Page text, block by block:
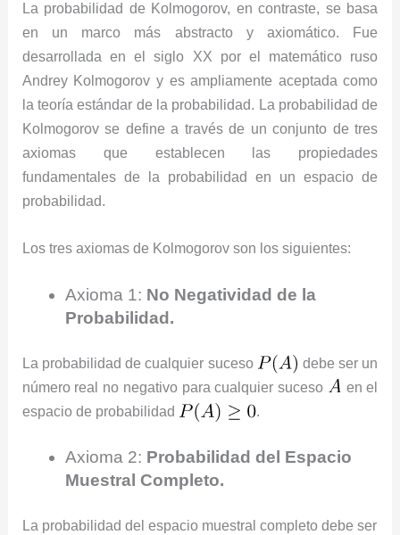
La probabilidad de Kolmogorov, en contraste, se basa
en un marco más abstracto y axiomático. Fue
desarrollada en el siglo XX por el matemático ruso
Andrey Kolmogorov y es ampliamente aceptada como
la teoría estándar de la probabilidad. La probabilidad de
Kolmogorov se define a través de un conjunto de tres
axiomas que establecen las propiedades
fundamentales de la probabilidad en un espacio de
probabilidad.
Los tres axiomas de Kolmogorov son los siguientes:
Axioma 1: No Negatividad de la
Probabilidad.
La probabilidad de cualquier suceso
debe ser un
número real no negativo para cualquier suceso
en el
espacio de probabilidad
.
Axioma 2: Probabilidad del Espacio
Muestral Completo.
La probabilidad del espacio muestral completo debe ser